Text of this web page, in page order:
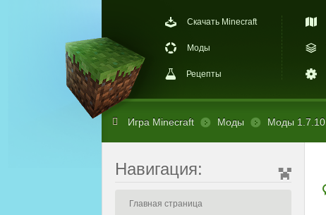
Скачать Minecraft
Моды
Рецепты
Игра Minecraft Моды Моды 1.7.10
Навигация:
Главная страница